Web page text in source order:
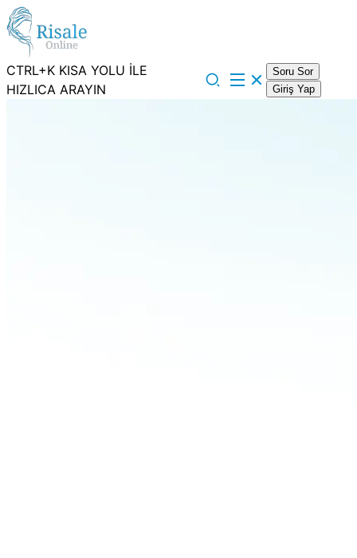
CTRL+K KISA YOLU İLE
HIZLICA ARAYIN
Soru Sor
Giriş Yap